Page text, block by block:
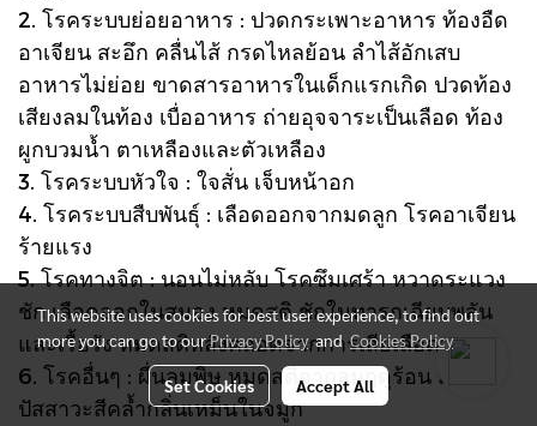
2. โรคระบบย่อยอาหาร : ปวดกระเพาะอาหาร ท้องอืด
อาเจียน สะอึก คลื่นไส้ กรดไหลย้อน ลำไส้อักเสบ
อาหารไม่ย่อย ขาดสารอาหารในเด็กแรกเกิด ปวดท้อง
เสียงลมในท้อง เบื่ออาหาร ถ่ายอุจจาระเป็นเลือด ท้อง
ผูกบวมน้ำ ตาเหลืองและตัวเหลือง
3. โรคระบบหัวใจ : ใจสั่น เจ็บหน้าอก
4. โรคระบบสืบพันธุ์ : เลือดออกจากมดลูก โรคอาเจียน
ร้ายแรง
5. โรคทางจิต : นอนไม่หลับ โรคซึมเศร้า หวาดระแวง
ชัก เลือดออกในสมอง หมดสติ ชักในทารกเฉียบพลัน
และเรื้อรัง หมดสติหลังคลอดจากการเสียเลือดมาก
6. โรคอื่นๆ : ผื่นลมพิษ หมดสติจากลมฤดูร้อน มีไข้
ปัสสาวะสีคล้ำกลิ่นเหม็นในจมูก
This website uses cookies for best user experience, to find out
more you can go to ourPrivacy PolicyandCookies Policy
Set Cookies Accept All